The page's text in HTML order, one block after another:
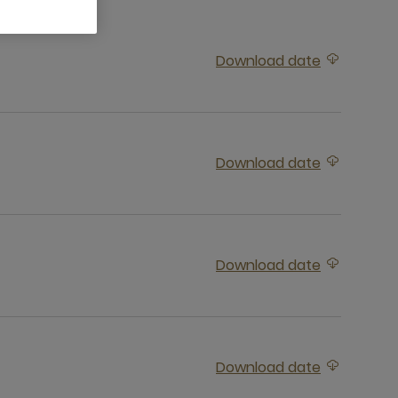
Download date
下载附件达拉卡姆号开罗－阿斯旺
Download date
下载附件达拉卡姆号开罗 - 卢克索
Download date
下载附件达拉卡姆号卢克索 - 开罗
Download date
下载附件达拉卡姆号阿斯旺 - 开罗